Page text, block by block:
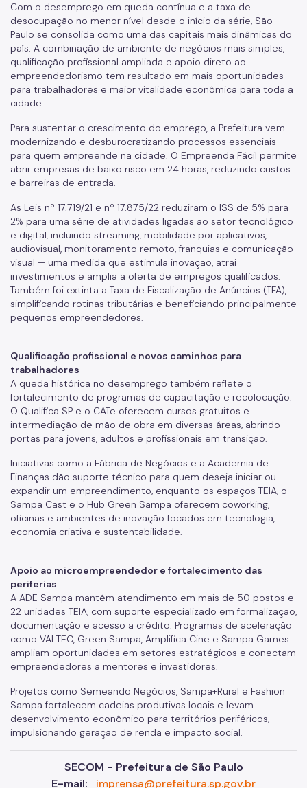
Com o desemprego em queda contínua e a taxa de
desocupação no menor nível desde o início da série, São
Paulo se consolida como uma das capitais mais dinâmicas do
país. A combinação de ambiente de negócios mais simples,
qualificação profissional ampliada e apoio direto ao
empreendedorismo tem resultado em mais oportunidades
para trabalhadores e maior vitalidade econômica para toda a
cidade.
Para sustentar o crescimento do emprego, a Prefeitura vem
modernizando e desburocratizando processos essenciais
para quem empreende na cidade. O Empreenda Fácil permite
abrir empresas de baixo risco em 24 horas, reduzindo custos
e barreiras de entrada.
As Leis nº 17.719/21 e nº 17.875/22 reduziram o ISS de 5% para
2% para uma série de atividades ligadas ao setor tecnológico
e digital, incluindo streaming, mobilidade por aplicativos,
audiovisual, monitoramento remoto, franquias e comunicação
visual — uma medida que estimula inovação, atrai
investimentos e amplia a oferta de empregos qualificados.
Também foi extinta a Taxa de Fiscalização de Anúncios (TFA),
simplificando rotinas tributárias e beneficiando principalmente
pequenos empreendedores.
Qualificação profissional e novos caminhos para
trabalhadores
A queda histórica no desemprego também reflete o
fortalecimento de programas de capacitação e recolocação.
O Qualifica SP e o CATe oferecem cursos gratuitos e
intermediação de mão de obra em diversas áreas, abrindo
portas para jovens, adultos e profissionais em transição.
Iniciativas como a Fábrica de Negócios e a Academia de
Finanças dão suporte técnico para quem deseja iniciar ou
expandir um empreendimento, enquanto os espaços TEIA, o
Sampa Cast e o Hub Green Sampa oferecem coworking,
oficinas e ambientes de inovação focados em tecnologia,
economia criativa e sustentabilidade.
Apoio ao microempreendedor e fortalecimento das
periferias
A ADE Sampa mantém atendimento em mais de 50 postos e
22 unidades TEIA, com suporte especializado em formalização,
documentação e acesso a crédito. Programas de aceleração
como VAI TEC, Green Sampa, Amplifica Cine e Sampa Games
ampliam oportunidades em setores estratégicos e conectam
empreendedores a mentores e investidores.
Projetos como Semeando Negócios, Sampa+Rural e Fashion
Sampa fortalecem cadeias produtivas locais e levam
desenvolvimento econômico para territórios periféricos,
impulsionando geração de renda e impacto social.
SECOM - Prefeitura de São Paulo
E-mail:
imprensa@prefeitura.sp.gov.br